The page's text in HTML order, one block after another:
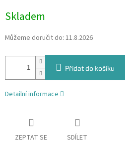
cena:
Skladem
Můžeme doručit do: 11.8.2026
Přidat do košíku
Detailní informace
ZEPTAT SE SDÍLET